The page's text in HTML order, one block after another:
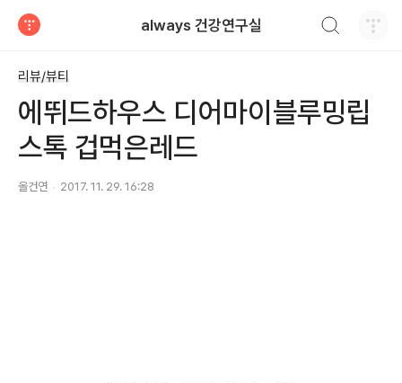
always 건강연구실
리뷰/뷰티
에뛰드하우스 디어마이블루밍립
스톡 겁먹은레드
올건연 2017. 11. 29. 16:28